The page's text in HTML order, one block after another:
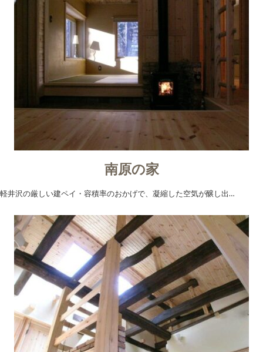
南原の家
軽井沢の厳しい建ペイ・容積率のおかげで、凝縮した空気が醸し出…